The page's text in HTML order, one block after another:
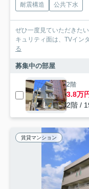
耐震構造
公共下水
ぜひ一度見ていただきた
キュリティ面は、TVイン
る
募集中の部屋
2階
3.8万
2階 /
賃貸マンション